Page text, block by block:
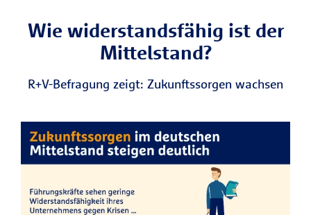
Wie widerstandsfähig ist der
Mittelstand?
R+V-Befragung zeigt: Zukunftssorgen wachsen